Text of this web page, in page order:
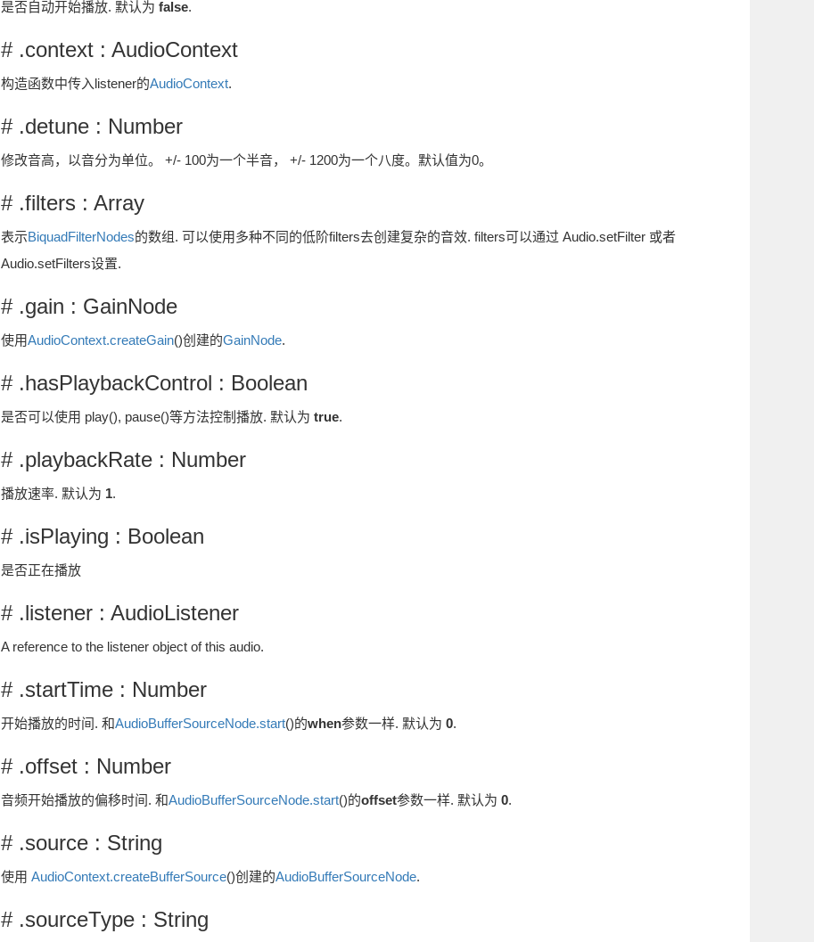
是否自动开始播放. 默认为 false.
# .context : AudioContext
构造函数中传入listener的AudioContext.
# .detune : Number
修改音高，以音分为单位。 +/- 100为一个半音， +/- 1200为一个八度。默认值为0。
# .filters : Array
表示BiquadFilterNodes的数组. 可以使用多种不同的低阶filters去创建复杂的音效. filters可以通过 Audio.setFilter 或者
Audio.setFilters设置.
# .gain : GainNode
使用AudioContext.createGain()创建的GainNode.
# .hasPlaybackControl : Boolean
是否可以使用 play(), pause()等方法控制播放. 默认为 true.
# .playbackRate : Number
播放速率. 默认为 1.
# .isPlaying : Boolean
是否正在播放
# .listener : AudioListener
A reference to the listener object of this audio.
# .startTime : Number
开始播放的时间. 和AudioBufferSourceNode.start()的when参数一样. 默认为 0.
# .offset : Number
音频开始播放的偏移时间. 和AudioBufferSourceNode.start()的offset参数一样. 默认为 0.
# .source : String
使用 AudioContext.createBufferSource()创建的AudioBufferSourceNode.
# .sourceType : String